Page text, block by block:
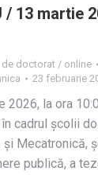
/ 13 martie
de doctorat / online
23 februarie
2026, la ora
cadrul școlii
Mecatronică,
publică, a